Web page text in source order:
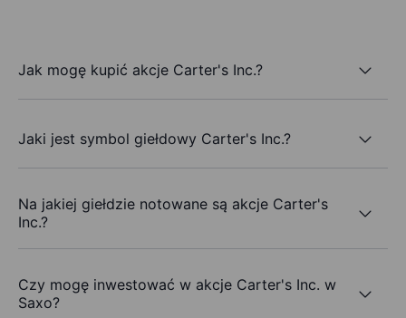
Jak mogę kupić akcje Carter's Inc.?
Jaki jest symbol giełdowy Carter's Inc.?
Na jakiej giełdzie notowane są akcje Carter's
Inc.?
Czy mogę inwestować w akcje Carter's Inc. w
Saxo?